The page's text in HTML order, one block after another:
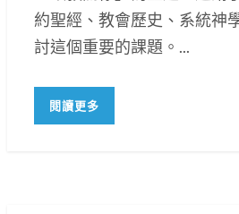
約聖經、教會歷史、系統神
討這個重要的課題。...
閱讀更多